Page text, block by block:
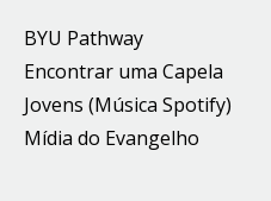
BYU Pathway
Encontrar uma Capela
Jovens (Música Spotify)
Mídia do Evangelho